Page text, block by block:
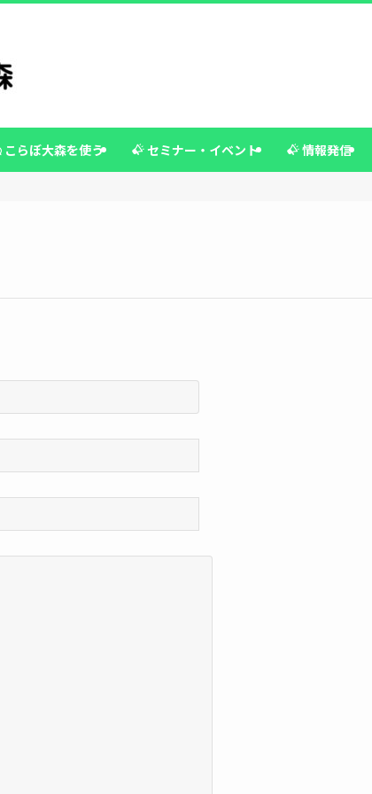
こらぼ大森を使う セミナー・イベント 情報発信